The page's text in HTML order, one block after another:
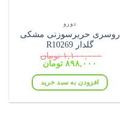
دورو
روسری حریرسوزنی مشکی
گلدار R10269
۱,۱۰۰,۰۰۰ تومان
قیمت
۱,۱۰۰,۰۰۰ تومان
بود.
۸۹۸,۰۰۰ تومانقیمت
۸۹۸,۰۰۰ تومان. افزودن به سبد خرید